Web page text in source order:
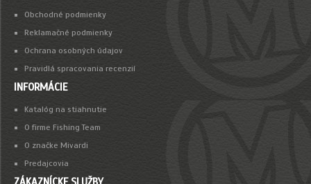
Obchodné podmienky
Reklamačné podmienky
Ochrana osobných údajov
Pravidlá spracovania recenzií
INFORMÁCIE
Katalóg na stiahnutie
O firme Fishing Team
O značke Mivardi
Predajcovia